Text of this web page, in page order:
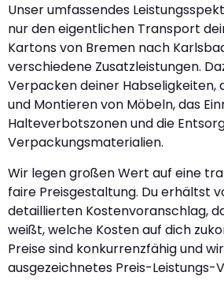
Unser umfassendes
nur den eigentlichen Transport
Kartons von Bremen nach
verschiedene Zusatzleistungen.
Verpacken deiner Habseligkeiten,
und Montieren von Möbeln, das
Halteverbotszonen und die
Verpackungsmaterialien.
Wir legen großen Wert auf eine
faire Preisgestaltung. Du erhältst
detaillierten Kostenvoranschlag,
weißt, welche Kosten auf dich
Preise sind konkurrenzfähig und
ausgezeichnetes Preis-Leistungs-